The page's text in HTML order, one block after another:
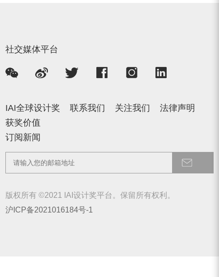
社交媒体平台
IAI全球设计奖 联系我们 关注我们
法律声明
获奖价值
订阅新闻
版权所有 ©2021 IAI设计奖平台。保留所有权利。
沪ICP备2021016184号-1